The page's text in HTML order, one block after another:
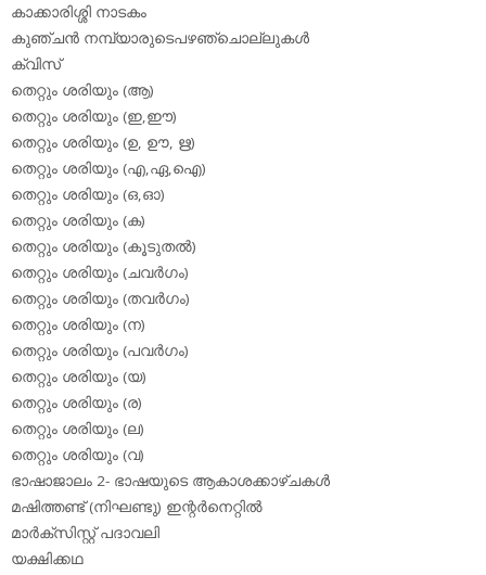
കാക്കാരിശ്ശി നാടകം
കുഞ്ചന്‍ നമ്പ്യാരുടെപഴഞ്ചൊല്ലുകള്‍
ക്വിസ്
തെറ്റും ശരിയും (ആ)
തെറ്റും ശരിയും (ഇ,ഈ)
തെറ്റും ശരിയും (ഉ, ഊ, ഋ)
തെറ്റും ശരിയും (എ,ഏ,ഐ)
തെറ്റും ശരിയും (ഒ,ഓ)
തെറ്റും ശരിയും (ക)
തെറ്റും ശരിയും (കൂടുതല്‍)
തെറ്റും ശരിയും (ചവര്‍ഗം)
തെറ്റും ശരിയും (തവര്‍ഗം)
തെറ്റും ശരിയും (ന)
തെറ്റും ശരിയും (പവര്‍ഗം)
തെറ്റും ശരിയും (യ)
തെറ്റും ശരിയും (ര)
തെറ്റും ശരിയും (ല)
തെറ്റും ശരിയും (വ)
ഭാഷാജാലം 2- ഭാഷയുടെ ആകാശക്കാഴ്ചകള്‍
മഷിത്തണ്ട് (നിഘണ്ടു) ഇന്റര്‍നെറ്റില്‍
മാര്‍ക്‌സിസ്റ്റ് പദാവലി
യക്ഷിക്കഥ